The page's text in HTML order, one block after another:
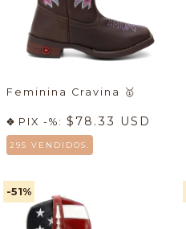
Feminina Cravina 🥇
PIX -%: $78.33 USD
295 VENDIDOS.
-51%